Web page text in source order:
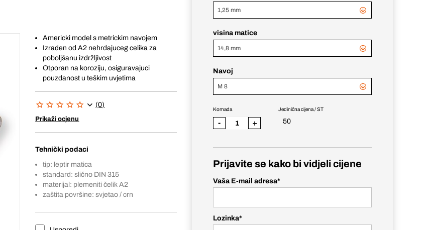
Americki model s metrickim navojem
Izraden od A2 nehrdajuceg celika za
poboljšanu izdržljivost
Otporan na koroziju, osiguravajuci
pouzdanost u teškim uvjetima
(0)
Prikaži ocjenu
Tehnički podaci
tip: leptir matica
standard: slično DIN 315
materijal: plemeniti čelik A2
zaštita površine: svjetao / crn
1,25 mm
visina matice
14,8 mm
Navoj
M 8
Jedinična cijena / ST
50
Komada
- +
Prijavite se kako bi vidjeli cijene
Vaša E-mail adresa*
Lozinka*